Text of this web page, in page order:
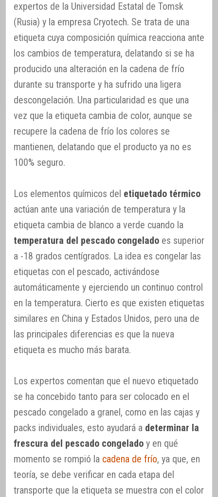
expertos de la Universidad Estatal de Tomsk
(Rusia) y la empresa Cryotech. Se trata de una
etiqueta cuya composición química reacciona ante
los cambios de temperatura, delatando si se ha
producido una alteración en la cadena de frío
durante su transporte y ha sufrido una ligera
descongelación. Una particularidad es que una
vez que la etiqueta cambia de color, aunque se
recupere la cadena de frío los colores se
mantienen, delatando que el producto ya no es
100% seguro.
Los elementos químicos del etiquetado térmico
actúan ante una variación de temperatura y la
etiqueta cambia de blanco a verde cuando la
temperatura del pescado congelado es superior
a -18 grados centígrados. La idea es congelar las
etiquetas con el pescado, activándose
automáticamente y ejerciendo un continuo control
en la temperatura. Cierto es que existen etiquetas
similares en China y Estados Unidos, pero una de
las principales diferencias es que la nueva
etiqueta es mucho más barata.
Los expertos comentan que el nuevo etiquetado
se ha concebido tanto para ser colocado en el
pescado congelado a granel, como en las cajas y
packs individuales, esto ayudará a determinar la
frescura del pescado congelado y en qué
momento se rompió la cadena de frío, ya que, en
teoría, se debe verificar en cada etapa del
transporte que la etiqueta se muestra con el color